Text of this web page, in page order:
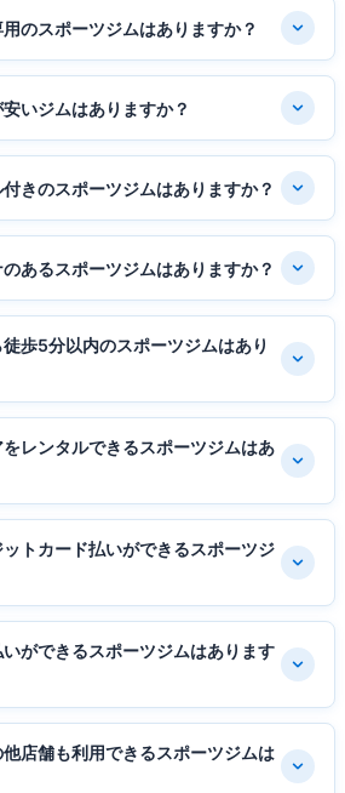
のスポーツジムはありますか？
いジムはありますか？
きのスポーツジムはありますか？
あるスポーツジムはありますか？
歩5分以内のスポーツジムはあり
レンタルできるスポーツジムはあ
トカード払いができるスポーツジ
ができるスポーツジムはあります
店舗も利用できるスポーツジムは